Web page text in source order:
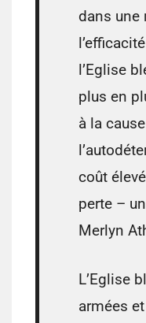
dans une
l’Eglise
plus en
à la
coût
perte –
Merlyn
L’Eglise
armées